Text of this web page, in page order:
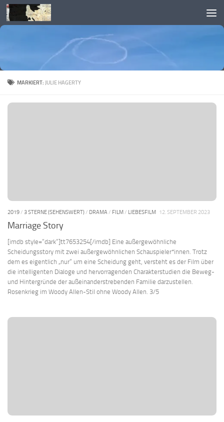
Skip to content
MARKIERT: JULIE HAGERTY
2019/ 3 STERNE (SEHENSWERT)/ DRAMA / FILM/ LIEBESFILM 12. SEPTEMBER 2023
Marriage Story
[imdb style=“dark“]tt7653254[/imdb] Eine außergewöhnliche
Scheidungsstory mit zwei außergewöhnlichen Schauspieler*innen. Trotz
dem es eigentlich „nur“ um eine Scheidung geht, versteht es der Film über
die intelligenten Dialoge und hervorragenden Charakterstudien die Beweg-
und Hintergründe der außeinanderstrebenden Familie darzustellen.
Rosenkrieg im Woody Allen-Stil ohne Woody Allen. 3/5